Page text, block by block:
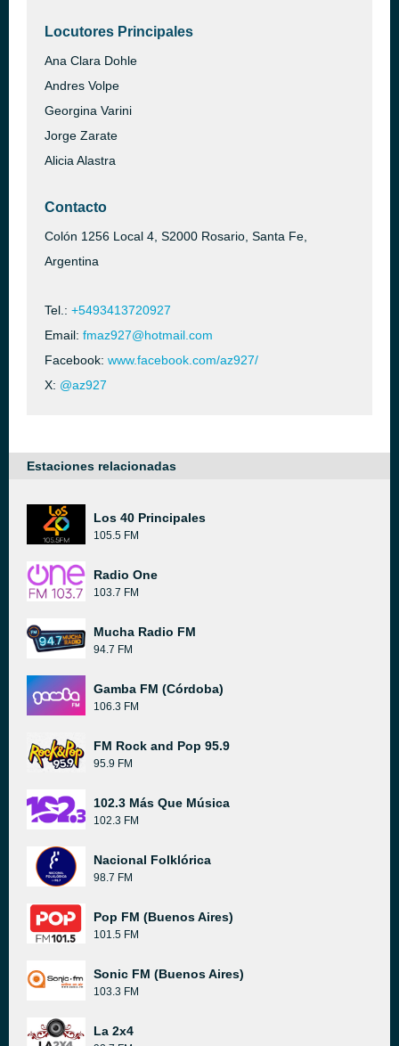
Locutores Principales
Ana Clara Dohle
Andres Volpe
Georgina Varini
Jorge Zarate
Alicia Alastra
Contacto
Colón 1256 Local 4, S2000 Rosario, Santa Fe,
Argentina
Tel.: +5493413720927
Email: fmaz927@hotmail.com
Facebook: www.facebook.com/az927/
X: @az927
Estaciones relacionadas
Los 40 Principales
105.5 FM
Radio One
103.7 FM
Mucha Radio FM
94.7 FM
Gamba FM (Córdoba)
106.3 FM
FM Rock and Pop 95.9
95.9 FM
102.3 Más Que Música
102.3 FM
Nacional Folklórica
98.7 FM
Pop FM (Buenos Aires)
101.5 FM
Sonic FM (Buenos Aires)
103.3 FM
La 2x4